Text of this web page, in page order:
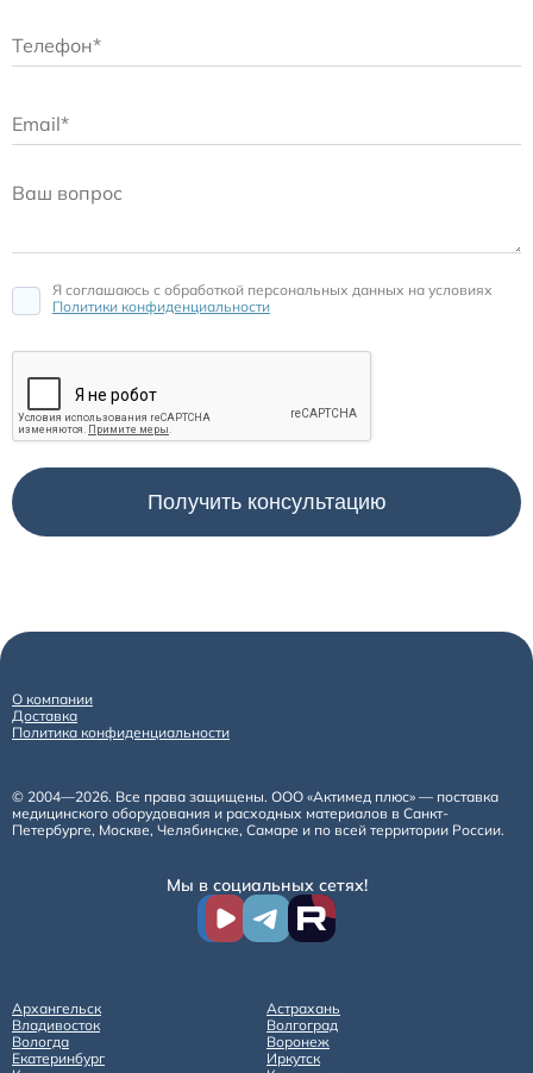
Я соглашаюсь c обработкой персональных данных на условиях
Политики конфиденциальности
О компании
Доставка
Политика конфиденциальности
© 2004—2026. Все права защищены. ООО «Актимед плюс» — поставка
медицинского оборудования и расходных материалов в Санкт-
Петербурге, Москве, Челябинске, Самаре и по всей территории России.
Мы в социальных сетях!
Архангельск
Астрахань
Владивосток
Волгоград
Вологда
Воронеж
Екатеринбург
Иркутск